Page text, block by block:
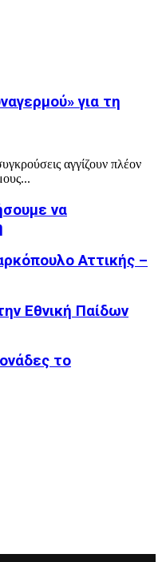
για τη
αγγίζουν πλέον
να
Αττικής –
Εθνική Παίδων
το